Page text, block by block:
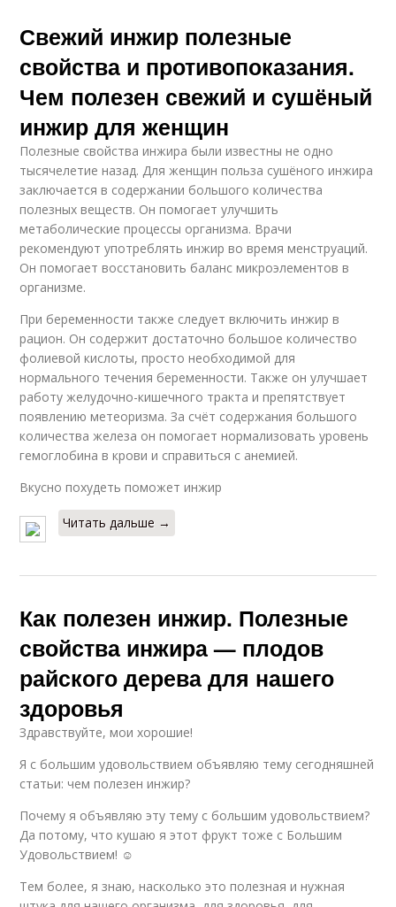
Свежий инжир полезные
свойства и противопоказания.
Чем полезен свежий и сушёный
инжир для женщин
Полезные свойства инжира были известны не одно
тысячелетие назад. Для женщин польза сушёного инжира
заключается в содержании большого количества
полезных веществ. Он помогает улучшить
метаболические процессы организма. Врачи
рекомендуют употреблять инжир во время менструаций.
Он помогает восстановить баланс микроэлементов в
организме.
При беременности также следует включить инжир в
рацион. Он содержит достаточно большое количество
фолиевой кислоты, просто необходимой для
нормального течения беременности. Также он улучшает
работу желудочно-кишечного тракта и препятствует
появлению метеоризма. За счёт содержания большого
количества железа он помогает нормализовать уровень
гемоглобина в крови и справиться с анемией.
Вкусно похудеть поможет инжир
Читать дальше →
Как полезен инжир. Полезные
свойства инжира — плодов
райского дерева для нашего
здоровья
Здравствуйте, мои хорошие!
Я с большим удовольствием объявляю тему сегодняшней
статьи: чем полезен инжир?
Почему я объявляю эту тему с большим удовольствием?
Да потому, что кушаю я этот фрукт тоже с Большим
Удовольствием! ☺
Тем более, я знаю, насколько это полезная и нужная